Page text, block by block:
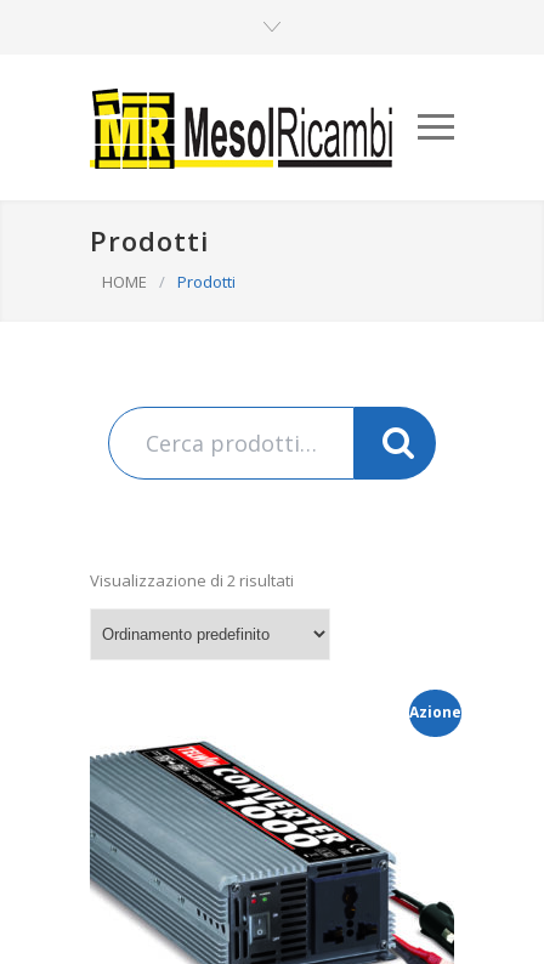
Prodotti
HOME / Prodotti
Visualizzazione di 2 risultati
Azione